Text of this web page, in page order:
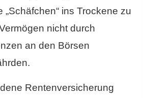
„Schäfchen“ ins Trockene zu
nicht durch
an den Börsen
Rentenversicherung